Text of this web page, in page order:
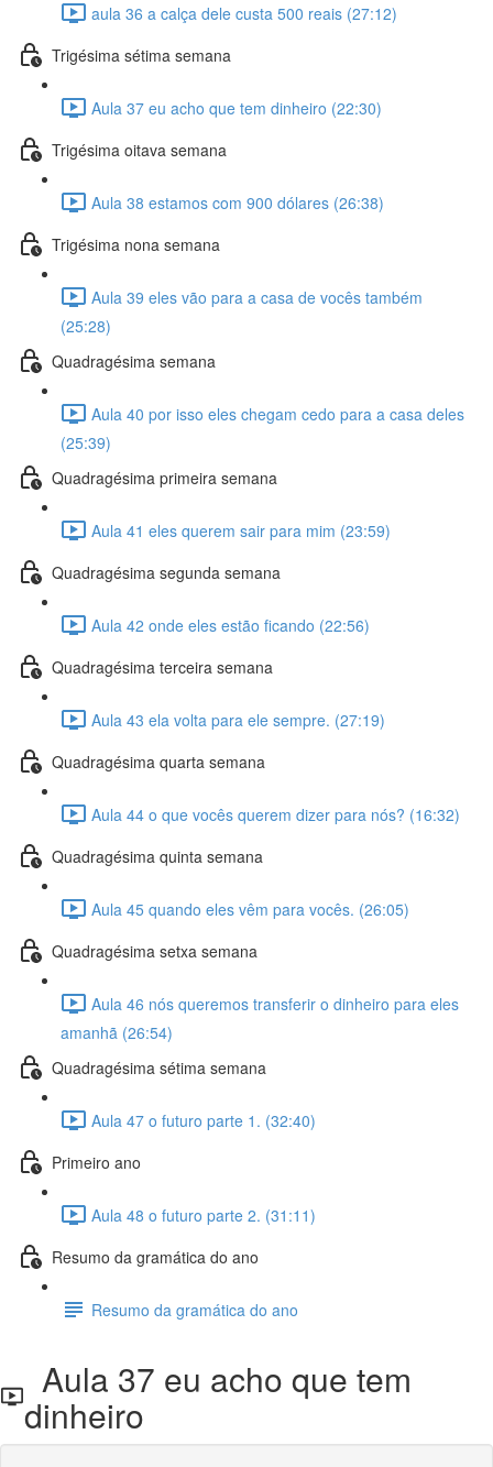
aula 36 a calça dele custa 500 reais (27:12)
Trigésima sétima semana
Aula 37 eu acho que tem dinheiro (22:30)
Trigésima oitava semana
Aula 38 estamos com 900 dólares (26:38)
Trigésima nona semana
Aula 39 eles vão para a casa de vocês também
(25:28)
Quadragésima semana
Aula 40 por isso eles chegam cedo para a casa deles
(25:39)
Quadragésima primeira semana
Aula 41 eles querem sair para mim (23:59)
Quadragésima segunda semana
Aula 42 onde eles estão ficando (22:56)
Quadragésima terceira semana
Aula 43 ela volta para ele sempre. (27:19)
Quadragésima quarta semana
Aula 44 o que vocês querem dizer para nós? (16:32)
Quadragésima quinta semana
Aula 45 quando eles vêm para vocês. (26:05)
Quadragésima setxa semana
Aula 46 nós queremos transferir o dinheiro para eles
amanhã (26:54)
Quadragésima sétima semana
Aula 47 o futuro parte 1. (32:40)
Primeiro ano
Aula 48 o futuro parte 2. (31:11)
Resumo da gramática do ano
Resumo da gramática do ano
Aula 37 eu acho que tem
dinheiro